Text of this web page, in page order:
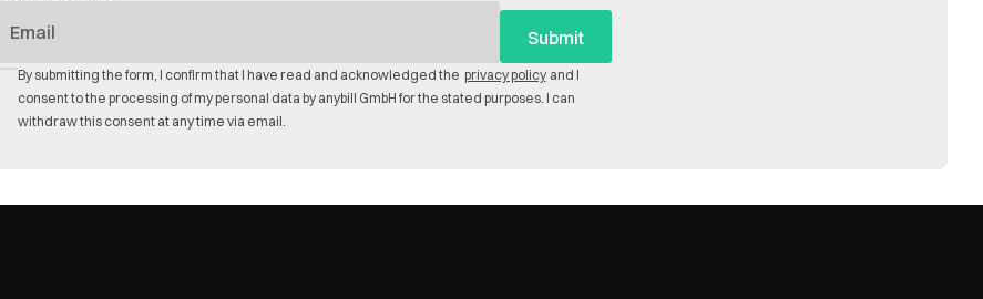
Mail
By submitting the form, I confirm that I have read and acknowledged the privacy policy and I
consent to the processing of my personal data by anybill GmbH for the stated purposes. I can
withdraw this consent at any time via email.